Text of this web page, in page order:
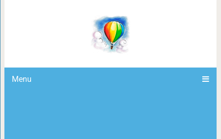
Menu
16 фото, которые доказывают,
становится в два раза